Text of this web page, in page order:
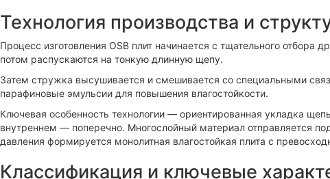
Технология производства и
Процесс изготовления OSB плит начинается с тщательного
потом распускаются на тонкую длинную щепу.
Затем стружка высушивается и смешивается со специальными
парафиновые эмульсии для повышения влагостойкости.
Ключевая особенность технологии — ориентированная укладка
внутреннем — поперечно. Многослойный материал отправляется
давления формируется монолитная влагостойкая плита с
Классификация и ключевые